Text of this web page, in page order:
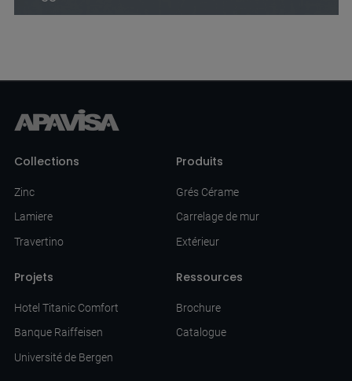
Collections
Zinc
Lamiere
Travertino
Produits
Grés Cérame
Carrelage de mur
Extérieur
Projets
Hotel Titanic Comfort
Banque Raiffeisen
Université de Bergen
Ressources
Brochure
Catalogue